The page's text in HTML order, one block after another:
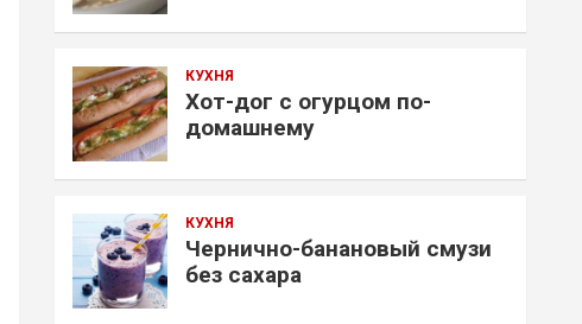
КУХНЯ
Хот-дог с огурцом по-
домашнему
КУХНЯ
Чернично-банановый смузи
без сахара